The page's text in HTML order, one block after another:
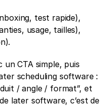
test rapide),
usage, tailles),
un CTA simple, puis
scheduling software :
/ angle / format”, et
later software, c’est de